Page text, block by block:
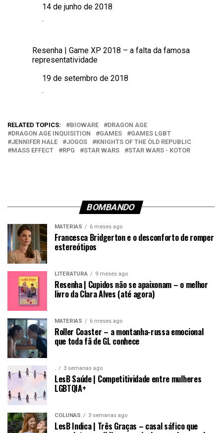
Data14 de junho de 2018
Em relação a
.
Resenha | Game XP 2018 – a falta da famosa
representatividade
Data19 de setembro de 2018
Em relação a
.
RELATED TOPICS: BIOWARE
DRAGON AGE
DRAGON AGE INQUISITION
GAMES
GAMES LGBT
JENNIFER HALE
JOGOS
KNIGHTS OF THE OLD REPUBLIC
MASS EFFECT
RPG STAR WARS STAR WARS - KOTOR
BOMBANDO
MATÉRIAS 6 meses ago
Francesca Bridgerton e o desconforto de romper
estereótipos
LITERATURA 9 meses ago
Resenha | Cupidos não se apaixonam – o melhor
livro da Clara Alves (até agora)
MATÉRIAS 6 meses ago
Roller Coaster – a montanha-russa emocional
que toda fã de GL conhece
. 3 semanas ago
LesB Saúde | Competitividade entre mulheres
LGBTQIA+
COLUNAS 3 semanas ago
LesB Indica | Três Graças – casal sáfico que